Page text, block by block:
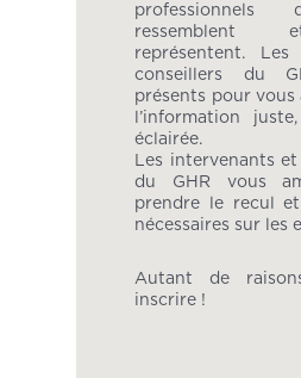
ressemblent
représentent.
conseillers du
présents pour
l’information
éclairée.
Les intervenants
du GHR vous
prendre le recul
nécessaires sur les
Autant de
inscrire !